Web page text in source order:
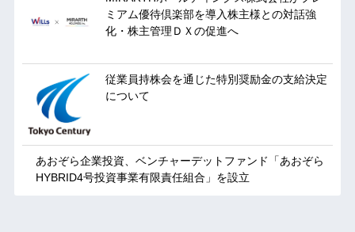
ミアム優待倶楽部を導入株主様との対話強
化・株主管理ＤＸの促進へ
従業員持株会を通じた特別奨励金の支給決定
について
あおぞら企業投資、ベンチャーデットファンド「あおぞら
HYBRID4号投資事業有限責任組合」を設立